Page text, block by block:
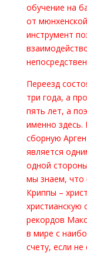
обучение на
от
инструмент
Переезд
три года, а
пять лет, а
именно здесь.
сборную
является
одной
мы знаем, что
Криппы –
христианскую
рекордов
в мире с
счету, если